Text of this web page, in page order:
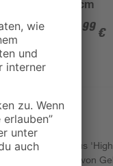
Ø
150 cm
99 €
Gerätehaus
von